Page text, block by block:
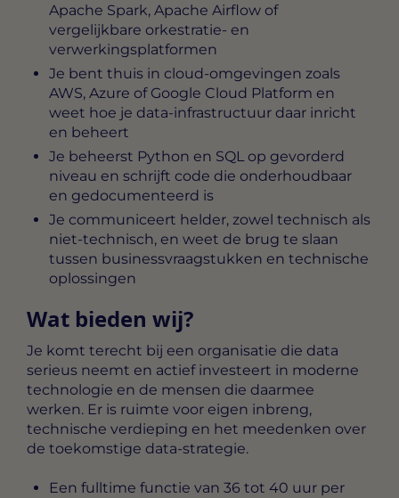
Apache Spark, Apache Airflow of
vergelijkbare orkestratie- en
verwerkingsplatformen
Je bent thuis in cloud-omgevingen zoals
AWS, Azure of Google Cloud Platform en
weet hoe je data-infrastructuur daar inricht
en beheert
Je beheerst Python en SQL op gevorderd
niveau en schrijft code die onderhoudbaar
en gedocumenteerd is
Je communiceert helder, zowel technisch als
niet-technisch, en weet de brug te slaan
tussen businessvraagstukken en technische
oplossingen
Wat bieden wij?
Je komt terecht bij een organisatie die data
serieus neemt en actief investeert in moderne
technologie en de mensen die daarmee
werken. Er is ruimte voor eigen inbreng,
technische verdieping en het meedenken over
de toekomstige data-strategie.
Een fulltime functie van 36 tot 40 uur per